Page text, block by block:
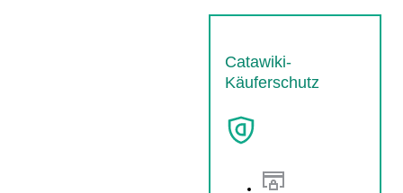
Catawiki-
Käuferschutz